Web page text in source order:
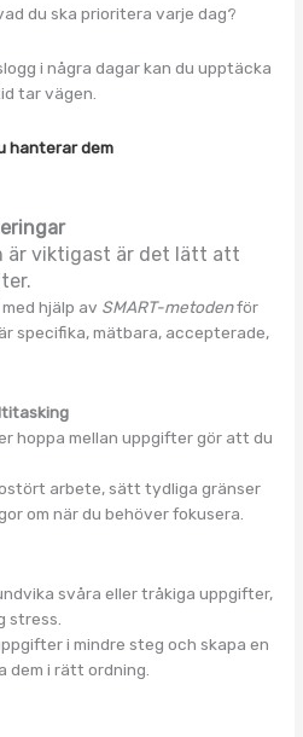
du ska prioritera varje dag?
i några dagar kan du upptäcka
tar vägen.
hanterar dem
är viktigast är det lätt att
hjälp av SMART-metodenför
specifika, mätbara, accepterade,
hoppa mellan uppgifter gör att du
arbete, sätt tydliga gränser
om när du behöver fokusera.
svåra eller tråkiga uppgifter,
stress.
i mindre steg och skapa en
i rätt ordning.